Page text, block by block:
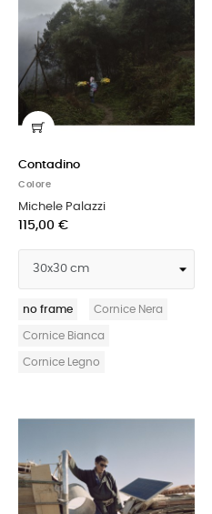
Contadino
Colore
Michele Palazzi
115,00 €
no frame Cornice Nera
Cornice Bianca
Cornice Legno